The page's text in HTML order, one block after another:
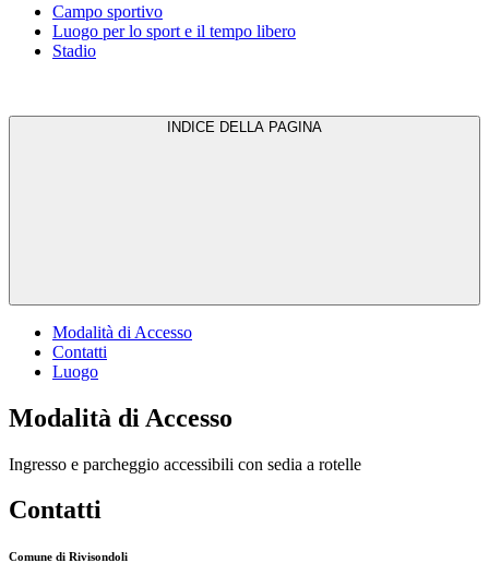
Campo sportivo
Luogo per lo sport e il tempo libero
Stadio
INDICE DELLA PAGINA
Modalità di Accesso
Contatti
Luogo
Modalità di Accesso
Ingresso e parcheggio accessibili con sedia a rotelle
Contatti
Comune di Rivisondoli